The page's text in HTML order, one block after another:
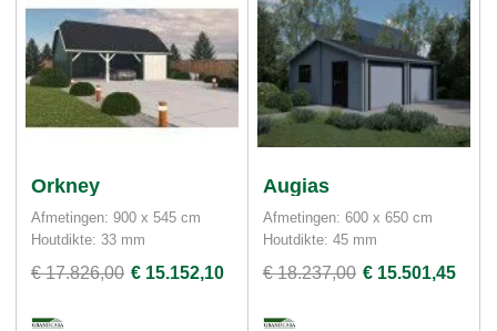
Orkney
Afmetingen: 900 x 545 cm
Houtdikte: 33 mm
€ 17.826,00 € 15.152,10
Augias
Afmetingen: 600 x 650 cm
Houtdikte: 45 mm
€ 18.237,00 € 15.501,45